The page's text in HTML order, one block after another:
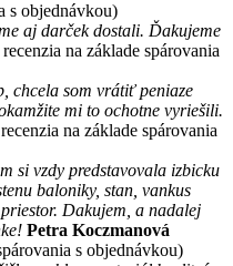
s objednávkou)
aj darček dostali. Ďakujeme
na základe spárovania
chcela som vrátiť peniaze
mi to ochotne vyriešili.
na základe spárovania
si vzdy predstavovala izbicku
baloniky, stan, vankus
Dakujem, a nadalej
Petra Koczmanová
s objednávkou)